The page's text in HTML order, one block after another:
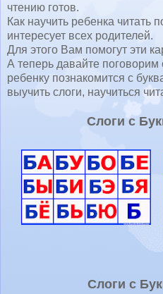
чтению готов.
Как научить ребенка читать
интересует всех родителей.
Для этого Вам помогут эти
А теперь давайте поговорим
ребенку познакомится с
выучить слоги, научиться
Слоги с
Слоги с